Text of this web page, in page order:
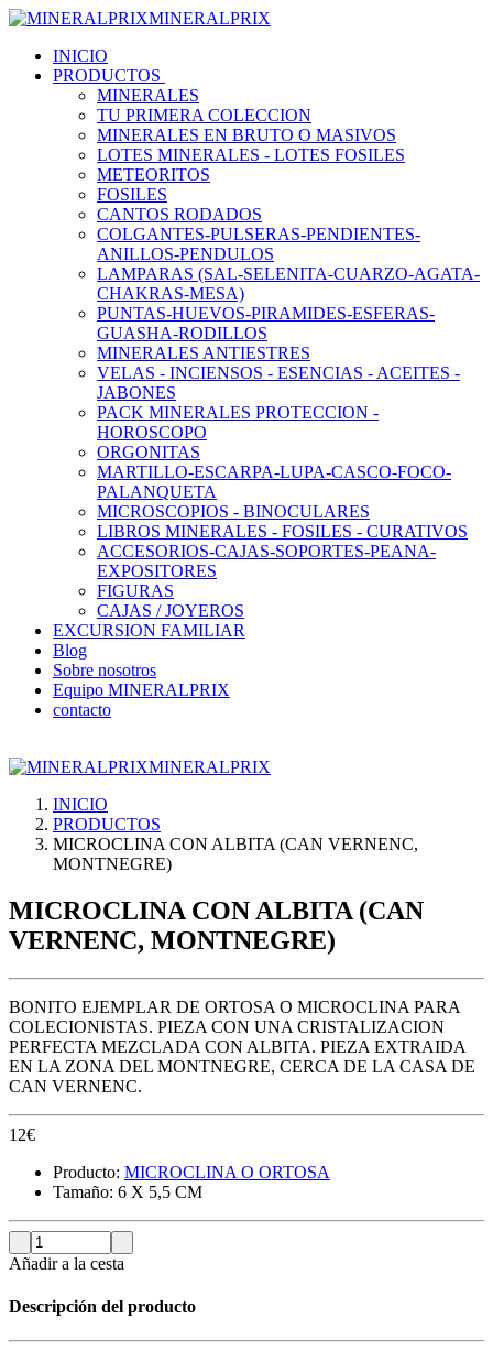
MINERALPRIX
INICIO
PRODUCTOS
MINERALES
TU PRIMERA COLECCION
MINERALES EN BRUTO O MASIVOS
LOTES MINERALES - LOTES FOSILES
METEORITOS
FOSILES
CANTOS RODADOS
COLGANTES-PULSERAS-PENDIENTES-
ANILLOS-PENDULOS
LAMPARAS (SAL-SELENITA-CUARZO-AGATA-
CHAKRAS-MESA)
PUNTAS-HUEVOS-PIRAMIDES-ESFERAS-
GUASHA-RODILLOS
MINERALES ANTIESTRES
VELAS - INCIENSOS - ESENCIAS - ACEITES -
JABONES
PACK MINERALES PROTECCION -
HOROSCOPO
ORGONITAS
MARTILLO-ESCARPA-LUPA-CASCO-FOCO-
PALANQUETA
MICROSCOPIOS - BINOCULARES
LIBROS MINERALES - FOSILES - CURATIVOS
ACCESORIOS-CAJAS-SOPORTES-PEANA-
EXPOSITORES
FIGURAS
CAJAS / JOYEROS
EXCURSION FAMILIAR
Blog
Sobre nosotros
Equipo MINERALPRIX
contacto
MINERALPRIX
INICIO
PRODUCTOS
MICROCLINA CON ALBITA (CAN VERNENC,
MONTNEGRE)
MICROCLINA CON ALBITA (CAN
VERNENC, MONTNEGRE)
BONITO EJEMPLAR DE ORTOSA O MICROCLINA PARA
COLECIONISTAS. PIEZA CON UNA CRISTALIZACION
PERFECTA MEZCLADA CON ALBITA. PIEZA EXTRAIDA
EN LA ZONA DEL MONTNEGRE, CERCA DE LA CASA DE
CAN VERNENC.
12€
Producto: MICROCLINA O ORTOSA
Tamaño: 6 X 5,5 CM
Añadir a la cesta
Descripción del producto